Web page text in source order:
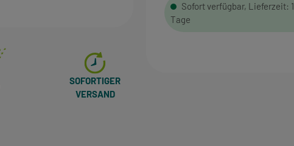
Sofort verfügbar, Lieferzeit:
Tage
SOFORTIGER
VERSAND